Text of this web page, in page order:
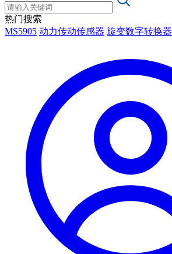
热门搜索
MS5905 动力传动传感器 旋变数字转换器